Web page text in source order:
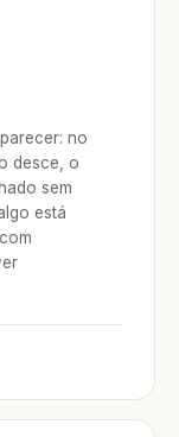
no
desce, o
sem
está